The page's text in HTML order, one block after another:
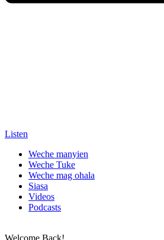
Listen
Weche manyien
Weche Tuke
Weche mag ohala
Siasa
Videos
Podcasts
Welcome Back!